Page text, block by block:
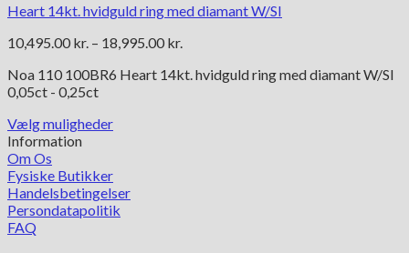
Heart 14kt. hvidguld ring med diamant W/SI
10,495.00 kr. – 18,995.00 kr.
til
Noa 110 100BR6 Heart 14kt. hvidguld ring med diamant W/SI
0,05ct - 0,25ct
Vælg muligheder
Dette
vare
har
flere
varianter.
Mulighederne
Information
Om Os
Fysiske Butikker
Handelsbetingelser
Persondatapolitik
FAQ